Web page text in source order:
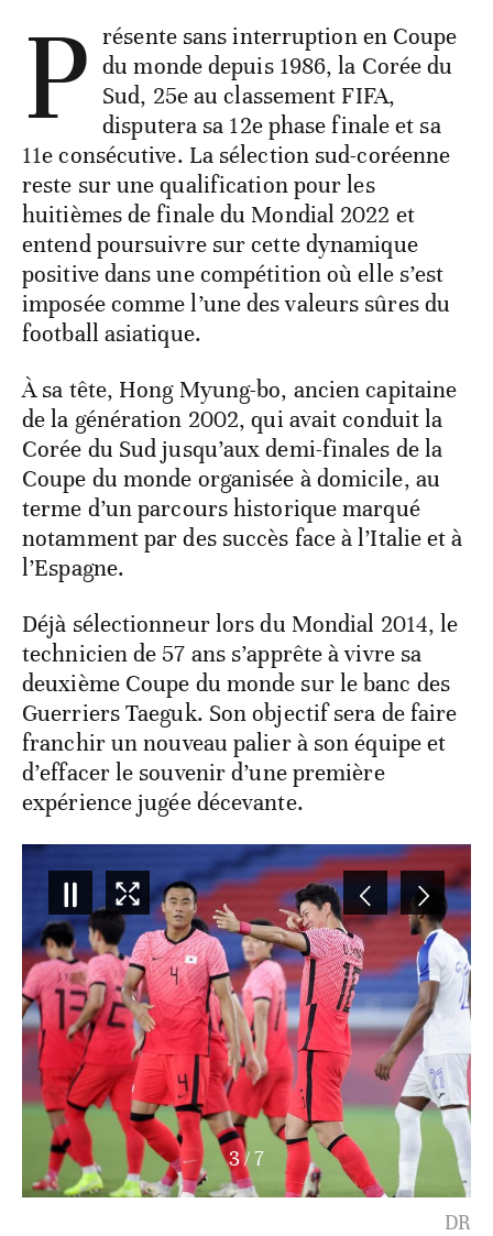
P résente sans interruption en Coupe
du monde depuis 1986, la Corée du
Sud, 25e au classement FIFA,
disputera sa 12e phase finale et sa
11e consécutive. La sélection sud-coréenne
reste sur une qualification pour les
huitièmes de finale du Mondial 2022 et
entend poursuivre sur cette dynamique
positive dans une compétition où elle s’est
imposée comme l’une des valeurs sûres du
football asiatique.
À sa tête, Hong Myung-bo, ancien capitaine
de la génération 2002, qui avait conduit la
Corée du Sud jusqu’aux demi-finales de la
Coupe du monde organisée à domicile, au
terme d’un parcours historique marqué
notamment par des succès face à l’Italie et à
l’Espagne.
Déjà sélectionneur lors du Mondial 2014, le
technicien de 57 ans s’apprête à vivre sa
deuxième Coupe du monde sur le banc des
Guerriers Taeguk. Son objectif sera de faire
franchir un nouveau palier à son équipe et
d’effacer le souvenir d’une première
expérience jugée décevante.
3/7
DR